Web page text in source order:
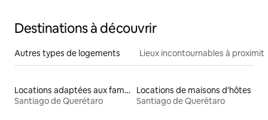
Destinations à découvrir
Autres types de logements Lieux incontournables à
Locations adaptées aux familles
Santiago de Querétaro
Locations de maisons d'hôtes
Santiago de Querétaro